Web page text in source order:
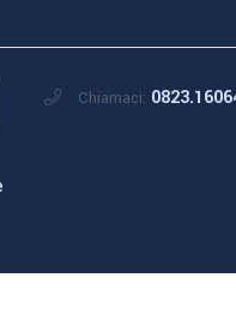
Chiamaci: